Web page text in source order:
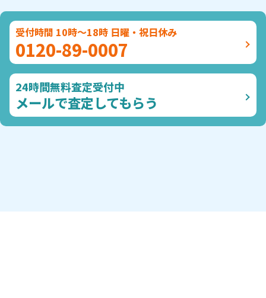
受付時間 10時～18時 日曜・祝日休み
0120-89-0007
24時間無料査定受付中
メールで査定してもらう